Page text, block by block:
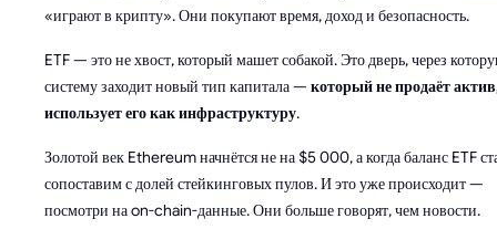
«играют в крипту». Они покупают время, доход и безопасность.
ETF — это не хвост, который машет собакой. Это дверь, через
систему заходит новый тип капитала — который не продаёт
использует его как инфраструктуру.
Золотой век Ethereum начнётся не на $5 000, а когда баланс ETF
сопоставим с долей стейкинговых пулов. И это уже происходит —
посмотри на on-chain-данные. Они больше говорят, чем новости.